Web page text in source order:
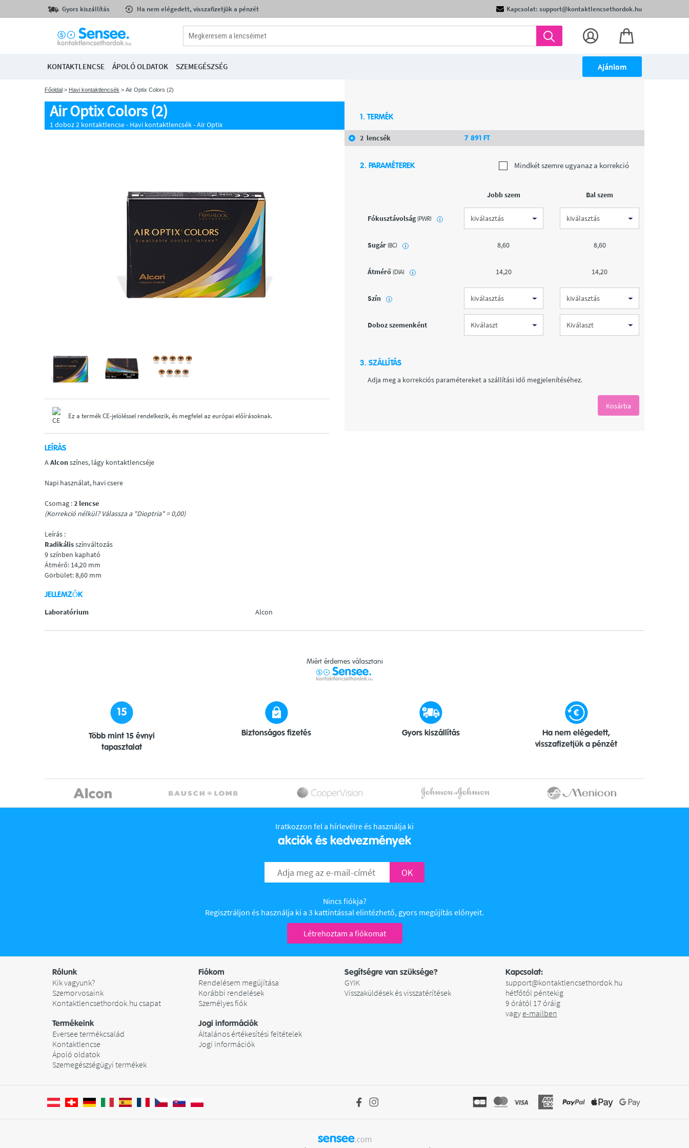
Gyors kiszállítás Ha nem elégedett, visszafizetjük a pénzét Kapcsolat: support@kontaktlencsethordok.hu
KONTAKTLENCSE ÁPOLÓ OLDATOK SZEMEGÉSZSÉG Ajánlom
Főoldal > Havi kontaktlencsék > Air Optix Colors (2)
Air Optix Colors (2)
1 doboz 2 kontaktlencse - Havi kontaktlencsék - Air Optix
Ez a termék CE-jelöléssel rendelkezik, és megfelel az európai előírásoknak.
LEÍRÁS
AAlconszínes, lágy kontaktlencséje
Napi használat, havi csere
Csomag :2 lencse
(Korrekció nélkül? Válassza a "Dioptria" = 0,00)
Leírás :
Radikálisszínváltozás
9 színben kapható
Átmérő: 14,20 mm
Görbület: 8,60 mm
JELLEMZŐK
Laboratórium Alcon
1. TERMÉK
2 lencsék 7 891 FT
2. PARAMÉTEREK Mindkét szemre ugyanaz a korrekció
Jobb szem
Fókusztávolság(PWR) i
Sugár(BC) i 8,60
Átmérő(DIA) i 14,20
Szín i
Doboz szemenként
Bal szem
8,60
14,20
3. SZÁLLÍTÁS
Adja meg a korrekciós paramétereket a szállítási idő megjelenítéséhez.
Kosárba
Miért érdemes választani
15
Több mint 15 évnyi
tapasztalat
Biztonságos fizetés Gyors kiszállítás
Ha nem elégedett,
visszafizetjük a pénzét
Iratkozzon fel a hírlevélre és használja ki
akciók és kedvezmények
OK
Nincs fiókja?
Regisztráljon és használja ki a 3 kattintással elintézhető, gyors megújítás előnyeit.
Létrehoztam a fiókomat
Rólunk
Kik vagyunk?
Szemorvosaink
Kontaktlencsethordok.hu csapat
Termékeink
Eversee termékcsalád
Kontaktlencse
Ápoló oldatok
Szemegészségügyi termékek
Fiókom
Rendelésem megújítása
Korábbi rendelések
Személyes fiók
Jogi információk
Általános értékesítési feltételek
Jogi információk
Segítségre van szüksége?
GYIK
Visszaküldések és visszatérítések
Kapcsolat:
support@kontaktlencsethordok.hu
hétfőtől péntekig
9 órától 17 óráig
vagye-mailben
sensee.com